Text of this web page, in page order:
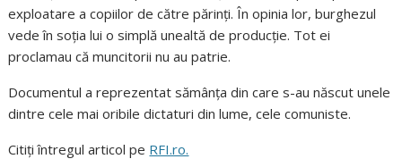
exploatare a copiilor de către părinți. În opinia lor, burghezul
vede în soția lui o simplă unealtă de producție. Tot ei
proclamau că muncitorii nu au patrie.
Documentul a reprezentat sămânța din care s-au născut unele
dintre cele mai oribile dictaturi din lume, cele comuniste.
Citiți întregul articol pe RFI.ro.